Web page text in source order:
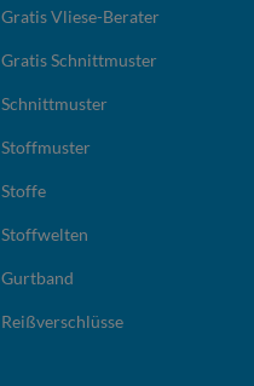
Gratis Vliese-Berater
Gratis Schnittmuster
Schnittmuster
Stoffmuster
Stoffe
Stoffwelten
Gurtband
Reißverschlüsse